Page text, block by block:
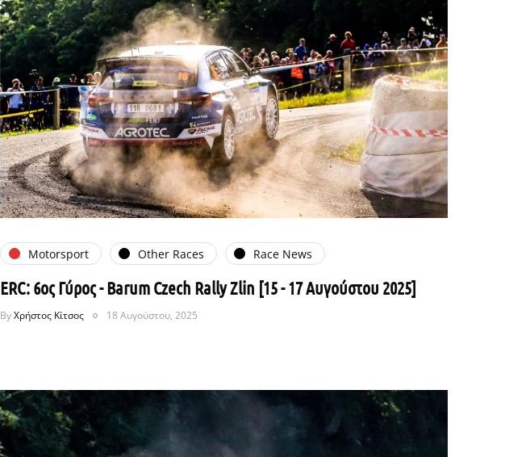
Motorsport Other Races Race News
ERC: 6ος Γύρος - Barum Czech Rally Zlin [15 - 17 Αυγούστου 2025]
ByΧρήστος Κίτσος 18 Αυγούστου, 2025